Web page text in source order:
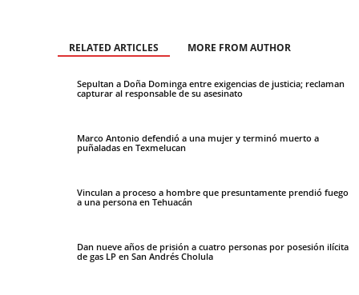
RELATED ARTICLES MORE FROM AUTHOR
Sepultan a Doña Dominga entre exigencias de justicia; reclaman
capturar al responsable de su asesinato
Marco Antonio defendió a una mujer y terminó muerto a
puñaladas en Texmelucan
Vinculan a proceso a hombre que presuntamente prendió fuego
a una persona en Tehuacán
Dan nueve años de prisión a cuatro personas por posesión ilícita
de gas LP en San Andrés Cholula